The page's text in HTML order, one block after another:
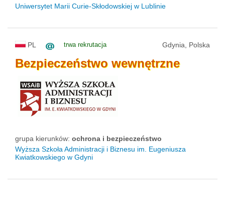
Uniwersytet Marii Curie-Skłodowskiej w Lublinie
PL trwa rekrutacja Gdynia, Polska
Bezpieczeństwo wewnętrzne
grupa kierunków: ochrona i bezpieczeństwo
Wyższa Szkoła Administracji i Biznesu im. Eugeniusza
Kwiatkowskiego w Gdyni